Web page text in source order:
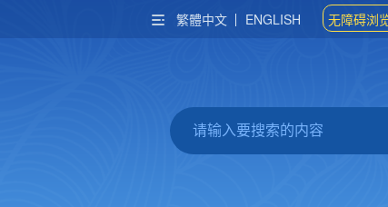
繁體中文 ENGLISH 无障碍浏